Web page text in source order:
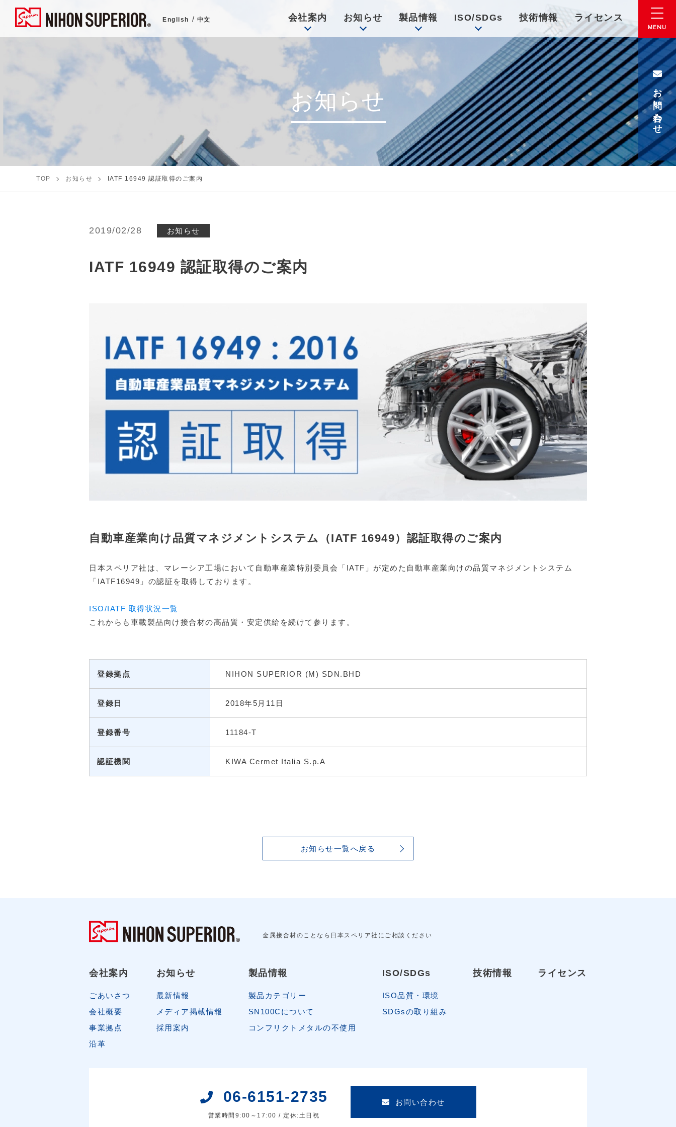
会社案内 お知らせ 製品情報 ISO/SDGs 技術情報 ライセンス
English 中文
お問い合わせ
お知らせ
TOP お知らせ IATF 16949 認証取得のご案内
2019/02/28 お知らせ
IATF 16949 認証取得のご案内
自動車産業向け品質マネジメントシステム（IATF 16949）認証取得のご案内
日本スペリア社は、マレーシア工場において自動車産業特別委員会「IATF」が定めた自動車産業向けの品質マネジメントシステム
「IATF16949」の認証を取得しております。
ISO/IATF 取得状況一覧
これからも車載製品向け接合材の高品質・安定供給を続けて参ります。
登録拠点 NIHON SUPERIOR (M) SDN.BHD
登録日 2018年5月11日
登録番号 11184-T
認証機関 KIWA Cermet Italia S.p.A
お知らせ一覧へ戻る
金属接合材のことなら日本スペリア社にご相談ください
会社案内
ごあいさつ
会社概要
事業拠点
沿革
お知らせ
最新情報
メディア掲載情報
採用案内
製品情報
製品カテゴリー
SN100Cについて
コンフリクトメタルの不使用
ISO/SDGs
ISO品質・環境
SDGsの取り組み
技術情報 ライセンス
06-6151-2735
営業時間9:00～17:00 / 定休:土日祝
お問い合わせ